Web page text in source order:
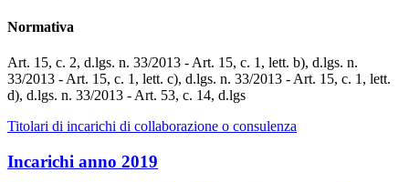
Normativa
Art. 15, c. 2, d.lgs. n. 33/2013 - Art. 15, c. 1, lett. b), d.lgs. n.
33/2013 - Art. 15, c. 1, lett. c), d.lgs. n. 33/2013 - Art. 15, c. 1, lett.
d), d.lgs. n. 33/2013 - Art. 53, c. 14, d.lgs
Titolari di incarichi di collaborazione o consulenza
Incarichi anno 2019